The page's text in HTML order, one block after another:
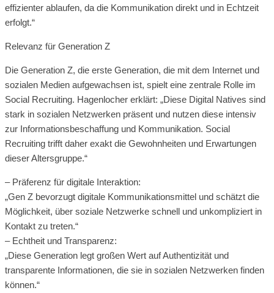
effizienter ablaufen, da die Kommunikation direkt und in Echtzeit
erfolgt.“
Relevanz für Generation Z
Die Generation Z, die erste Generation, die mit dem Internet und
sozialen Medien aufgewachsen ist, spielt eine zentrale Rolle im
Social Recruiting. Hagenlocher erklärt: „Diese Digital Natives sind
stark in sozialen Netzwerken präsent und nutzen diese intensiv
zur Informationsbeschaffung und Kommunikation. Social
Recruiting trifft daher exakt die Gewohnheiten und Erwartungen
dieser Altersgruppe.“
– Präferenz für digitale Interaktion:
„Gen Z bevorzugt digitale Kommunikationsmittel und schätzt die
Möglichkeit, über soziale Netzwerke schnell und unkompliziert in
Kontakt zu treten.“
– Echtheit und Transparenz:
„Diese Generation legt großen Wert auf Authentizität und
transparente Informationen, die sie in sozialen Netzwerken finden
können.“